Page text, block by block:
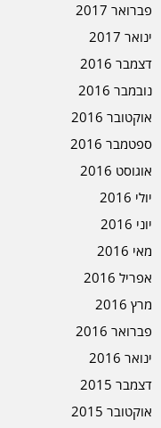
פברואר 2017
ינואר 2017
דצמבר 2016
נובמבר 2016
אוקטובר 2016
ספטמבר 2016
אוגוסט 2016
יולי 2016
יוני 2016
מאי 2016
אפריל 2016
מרץ 2016
פברואר 2016
ינואר 2016
דצמבר 2015
אוקטובר 2015